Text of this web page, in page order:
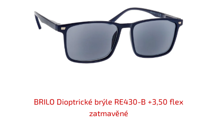
BRILO Dioptrické brýle RE430-B +3,50 flex
zatmavěné